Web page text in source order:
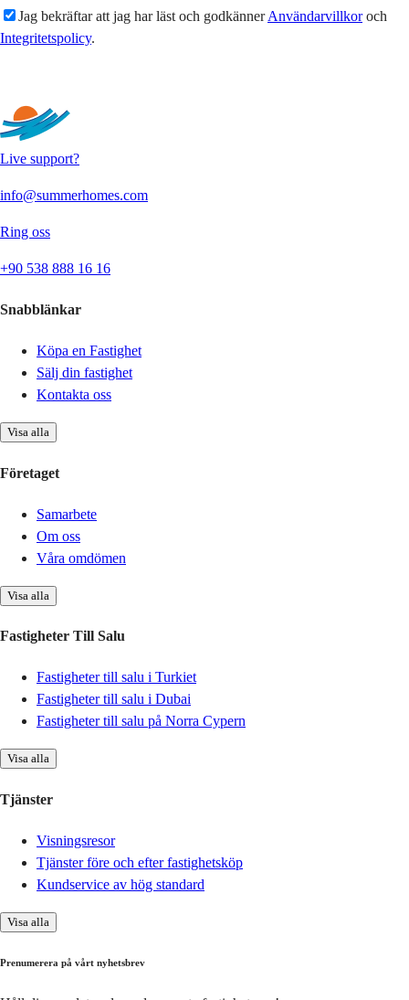
Jag bekräftar att jag har läst och godkännerAnvändarvillkoroch
Integritetspolicy.
Live support?
info@summerhomes.com
Ring oss
+90 538 888 16 16
Snabblänkar
Köpa en Fastighet
Sälj din fastighet
Kontakta oss
Visa alla
Företaget
Samarbete
Om oss
Våra omdömen
Visa alla
Fastigheter Till Salu
Fastigheter till salu i Turkiet
Fastigheter till salu i Dubai
Fastigheter till salu på Norra Cypern
Visa alla
Tjänster
Visningsresor
Tjänster före och efter fastighetsköp
Kundservice av hög standard
Visa alla
Prenumerera på vårt nyhetsbrev